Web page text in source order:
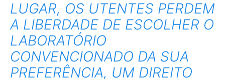
LUGAR, OS UTENTES PERDEM
A LIBERDADE DE ESCOLHER O
LABORATÓRIO
CONVENCIONADO DA SUA
PREFERÊNCIA, UM DIREITO